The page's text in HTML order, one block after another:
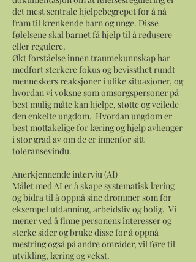
det mest sentrale hjelpebegrepet for å nå
fram til krenkende barn og unge. Disse
følelsene skal barnet få hjelp til å redusere
eller regulere.
Økt forståelse innen traumekunnskap har
medført sterkere fokus og bevissthet rundt
menneskers reaksjoner i ulike situasjoner, og
hvordan vi voksne som omsorgspersoner på
best mulig måte kan hjelpe, støtte og veilede
den enkelte ungdom. Hvordan ungdom er
best mottakelige for læring og hjelp avhenger
i stor grad av om de er innenfor sitt
toleransevindu.
Anerkjennende intervju (AI)
Målet med AI er å skape systematisk læring
og bidra til å oppnå sine drømmer som for
eksempel utdanning, arbeidsliv og bolig. Vi
mener ved å finne personens interesser og
sterke sider og bruke disse for å oppnå
mestring også på andre områder, vil føre til
utvikling, læring og vekst.